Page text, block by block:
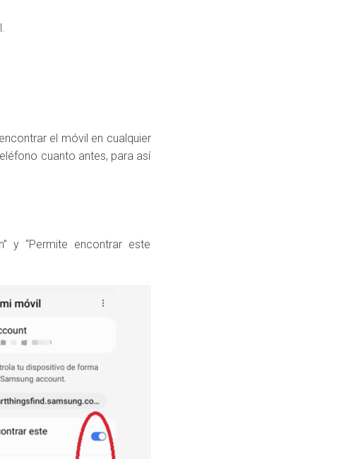
el móvil en cualquier
cuanto antes, para así
y “Permite encontrar este